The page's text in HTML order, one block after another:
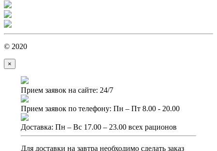
© 2020
×
Прием заявок на сайте: 24/7
Прием заявок по телефону: Пн – Пт 8.00 - 20.00
Доставка: Пн – Вс 17.00 – 23.00 всех рационов
Для доставки на завтра необходимо сделать заказ